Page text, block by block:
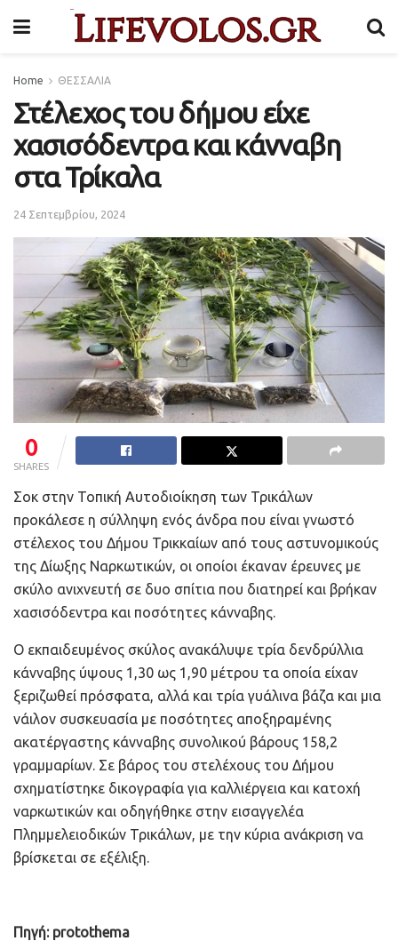
Home ΘΕΣΣΑΛΙΑ
Στέλεχος του δήμου είχε
χασισόδεντρα και κάνναβη
στα Τρίκαλα
24 Σεπτεμβρίου, 2024
0
SHARES
Σοκ στην Τοπική Αυτοδιοίκηση των Τρικάλων
προκάλεσε η σύλληψη ενός άνδρα που είναι γνωστό
στέλεχος του Δήμου Τρικκαίων από τους αστυνομικούς
της Δίωξης Ναρκωτικών, οι οποίοι έκαναν έρευνες με
σκύλο ανιχνευτή σε δυο σπίτια που διατηρεί και βρήκαν
χασισόδεντρα και ποσότητες κάνναβης.
Ο εκπαιδευμένος σκύλος ανακάλυψε τρία δενδρύλλια
κάνναβης ύψους 1,30 ως 1,90 μέτρου τα οποία είχαν
ξεριζωθεί πρόσφατα, αλλά και τρία γυάλινα βάζα και μια
νάιλον συσκευασία με ποσότητες αποξηραμένης
ακατέργαστης κάνναβης συνολικού βάρους 158,2
γραμμαρίων. Σε βάρος του στελέχους του Δήμου
σχηματίστηκε δικογραφία για καλλιέργεια και κατοχή
ναρκωτικών και οδηγήθηκε στην εισαγγελέα
Πλημμελειοδικών Τρικάλων, με την κύρια ανάκριση να
βρίσκεται σε εξέλιξη.
Πηγή: protothema